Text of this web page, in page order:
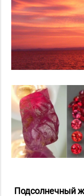
Подсолнечный